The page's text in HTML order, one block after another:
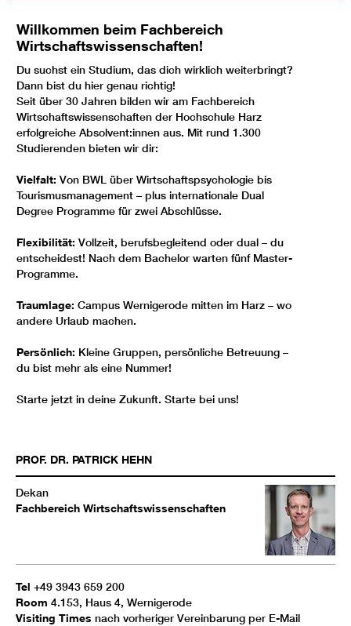
Willkommen beim Fachbereich
Wirtschaftswissenschaften!
Du suchst ein Studium, das dich wirklich weiterbringt?
Dann bist du hier genau richtig!
Seit über 30 Jahren bilden wir am Fachbereich
Wirtschaftswissenschaften der Hochschule Harz
erfolgreiche Absolvent:innen aus. Mit rund 1.300
Studierenden bieten wir dir:
Vielfalt: Von BWL über Wirtschaftspsychologie bis
Tourismusmanagement – plus internationale Dual
Degree Programme für zwei Abschlüsse.
Flexibilität: Vollzeit, berufsbegleitend oder dual – du
entscheidest! Nach dem Bachelor warten fünf Master-
Programme.
Traumlage: Campus Wernigerode mitten im Harz – wo
andere Urlaub machen.
Persönlich: Kleine Gruppen, persönliche Betreuung –
du bist mehr als eine Nummer!
Starte jetzt in deine Zukunft. Starte bei uns!
PROF. DR. PATRICK HEHN
Dekan
Fachbereich Wirtschaftswissenschaften
Tel +49 3943 659 200
Room 4.153, Haus 4, Wernigerode
Visiting Times nach vorheriger Vereinbarung per E-Mail